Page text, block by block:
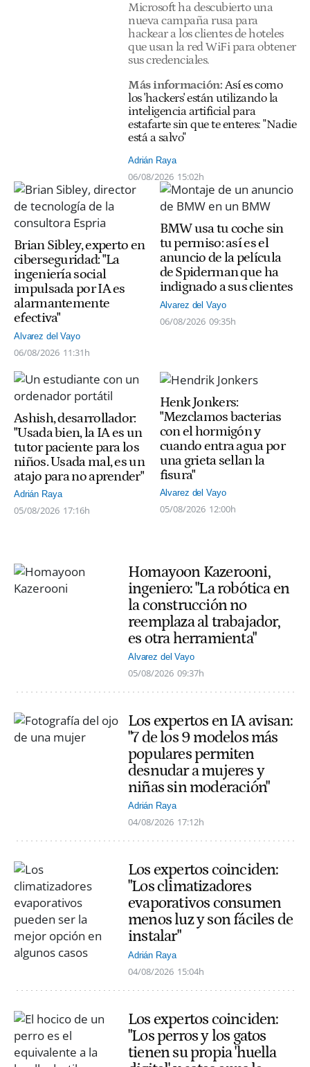
Microsoft ha descubierto una
nueva campaña rusa para
hackear a los clientes de hoteles
que usan la red WiFi para obtener
sus credenciales.
Más información: Así es como
los 'hackers' están utilizando la
inteligencia artificial para
estafarte sin que te enteres: "Nadie
está a salvo"
Adrián Raya
06/08/2026 15:02h
Brian Sibley, experto en
ciberseguridad: "La
ingeniería social
impulsada por IA es
alarmantemente
efectiva"
Alvarez del Vayo
06/08/2026 11:31h
BMW usa tu coche sin
tu permiso: así es el
anuncio de la película
de Spiderman que ha
indignado a sus clientes
Alvarez del Vayo
06/08/2026 09:35h
Ashish, desarrollador:
"Usada bien, la IA es un
tutor paciente para los
niños. Usada mal, es un
atajo para no aprender"
Adrián Raya
05/08/2026 17:16h
Henk Jonkers:
"Mezclamos bacterias
con el hormigón y
cuando entra agua por
una grieta sellan la
fisura"
Alvarez del Vayo
05/08/2026 12:00h
Homayoon Kazerooni,
ingeniero: "La robótica en
la construcción no
reemplaza al trabajador,
es otra herramienta"
Alvarez del Vayo
05/08/2026 09:37h
Los expertos en IA avisan:
"7 de los 9 modelos más
populares permiten
desnudar a mujeres y
niñas sin moderación"
Adrián Raya
04/08/2026 17:12h
Los expertos coinciden:
"Los climatizadores
evaporativos consumen
menos luz y son fáciles de
instalar"
Adrián Raya
04/08/2026 15:04h
Los expertos coinciden:
"Los perros y los gatos
tienen su propia 'huella